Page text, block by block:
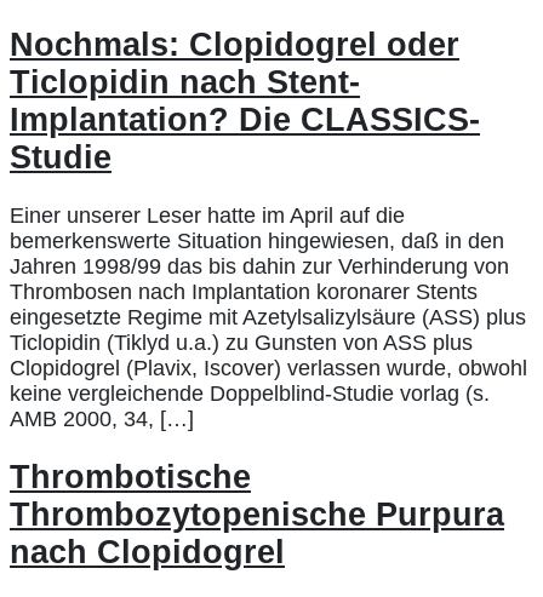
Nochmals: Clopidogrel oder
Ticlopidin nach Stent-
Implantation? Die CLASSICS-
Studie
Einer unserer Leser hatte im April auf die
bemerkenswerte Situation hingewiesen, daß in den
Jahren 1998/99 das bis dahin zur Verhinderung von
Thrombosen nach Implantation koronarer Stents
eingesetzte Regime mit Azetylsalizylsäure (ASS) plus
Ticlopidin (Tiklyd u.a.) zu Gunsten von ASS plus
Clopidogrel (Plavix, Iscover) verlassen wurde, obwohl
keine vergleichende Doppelblind-Studie vorlag (s.
AMB 2000, 34, […]
Thrombotische
Thrombozytopenische Purpura
nach Clopidogrel